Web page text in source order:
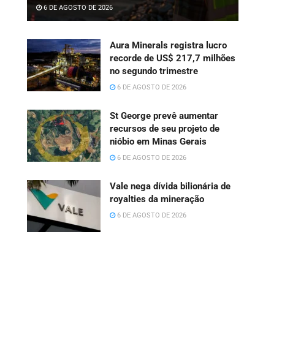
6 DE AGOSTO DE 2026
Aura Minerals registra lucro
recorde de US$ 217,7 milhões
no segundo trimestre
6 DE AGOSTO DE 2026
St George prevê aumentar
recursos de seu projeto de
nióbio em Minas Gerais
6 DE AGOSTO DE 2026
Vale nega dívida bilionária de
royalties da mineração
6 DE AGOSTO DE 2026